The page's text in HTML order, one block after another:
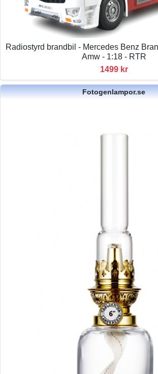
Radiostyrd brandbil - Mercedes Benz
Amw - 1:18 - RTR
1499 kr
Fotogenlampor.se